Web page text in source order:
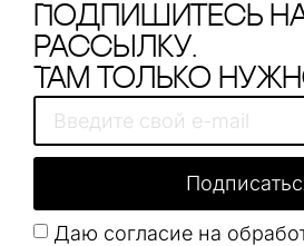
Подпишитесь
рассылку.
Там только
Даю согласие на